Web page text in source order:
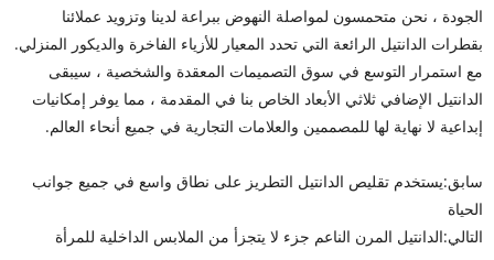
الجودة ، نحن متحمسون لمواصلة النهوض ببراعة لدينا وتزويد عملائنا
بقطرات الدانتيل الرائعة التي تحدد المعيار للأزياء الفاخرة والديكور المنزلي.
مع استمرار التوسع في سوق التصميمات المعقدة والشخصية ، سيبقى
الدانتيل الإضافي ثلاثي الأبعاد الخاص بنا في المقدمة ، مما يوفر إمكانيات
إبداعية لا نهاية لها للمصممين والعلامات التجارية في جميع أنحاء العالم.
سابق:يستخدم تقليص الدانتيل التطريز على نطاق واسع في جميع جوانب
الحياة
التالي:الدانتيل المرن الناعم جزء لا يتجزأ من الملابس الداخلية للمرأة